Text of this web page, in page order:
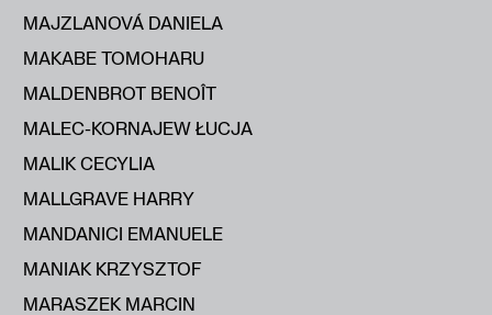
MAJZLANOVÁ DANIELA
MAKABE TOMOHARU
MALDENBROT BENOÎT
MALEC-KORNAJEW ŁUCJA
MALIK CECYLIA
MALLGRAVE HARRY
MANDANICI EMANUELE
MANIAK KRZYSZTOF
MARASZEK MARCIN